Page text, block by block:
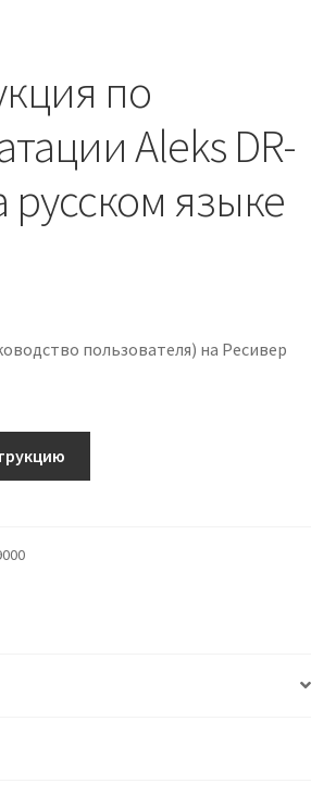
по
Aleks DR-
русском языке
пользователя) на Ресивер